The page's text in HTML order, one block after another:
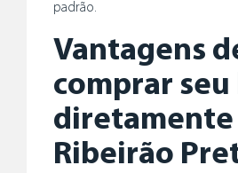
padrão.
Vantagens
comprar seu
diretamente
Ribeirão